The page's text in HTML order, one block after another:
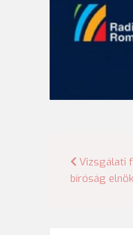
Vizsgálati
bíróság